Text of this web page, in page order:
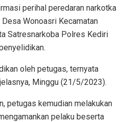
perihal peredaran narkotka
Wonoasri Kecamatan
Satresnarkoba Polres Kediri
oleh petugas, ternyata
Minggu (21/5/2023).
petugas kemudian melakukan
pelaku beserta